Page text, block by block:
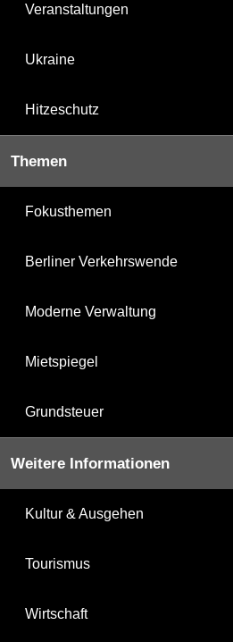
Veranstaltungen
Ukraine
Hitzeschutz
Themen
Fokusthemen
Berliner Verkehrswende
Moderne Verwaltung
Mietspiegel
Grundsteuer
Weitere Informationen
Kultur & Ausgehen
Tourismus
Wirtschaft